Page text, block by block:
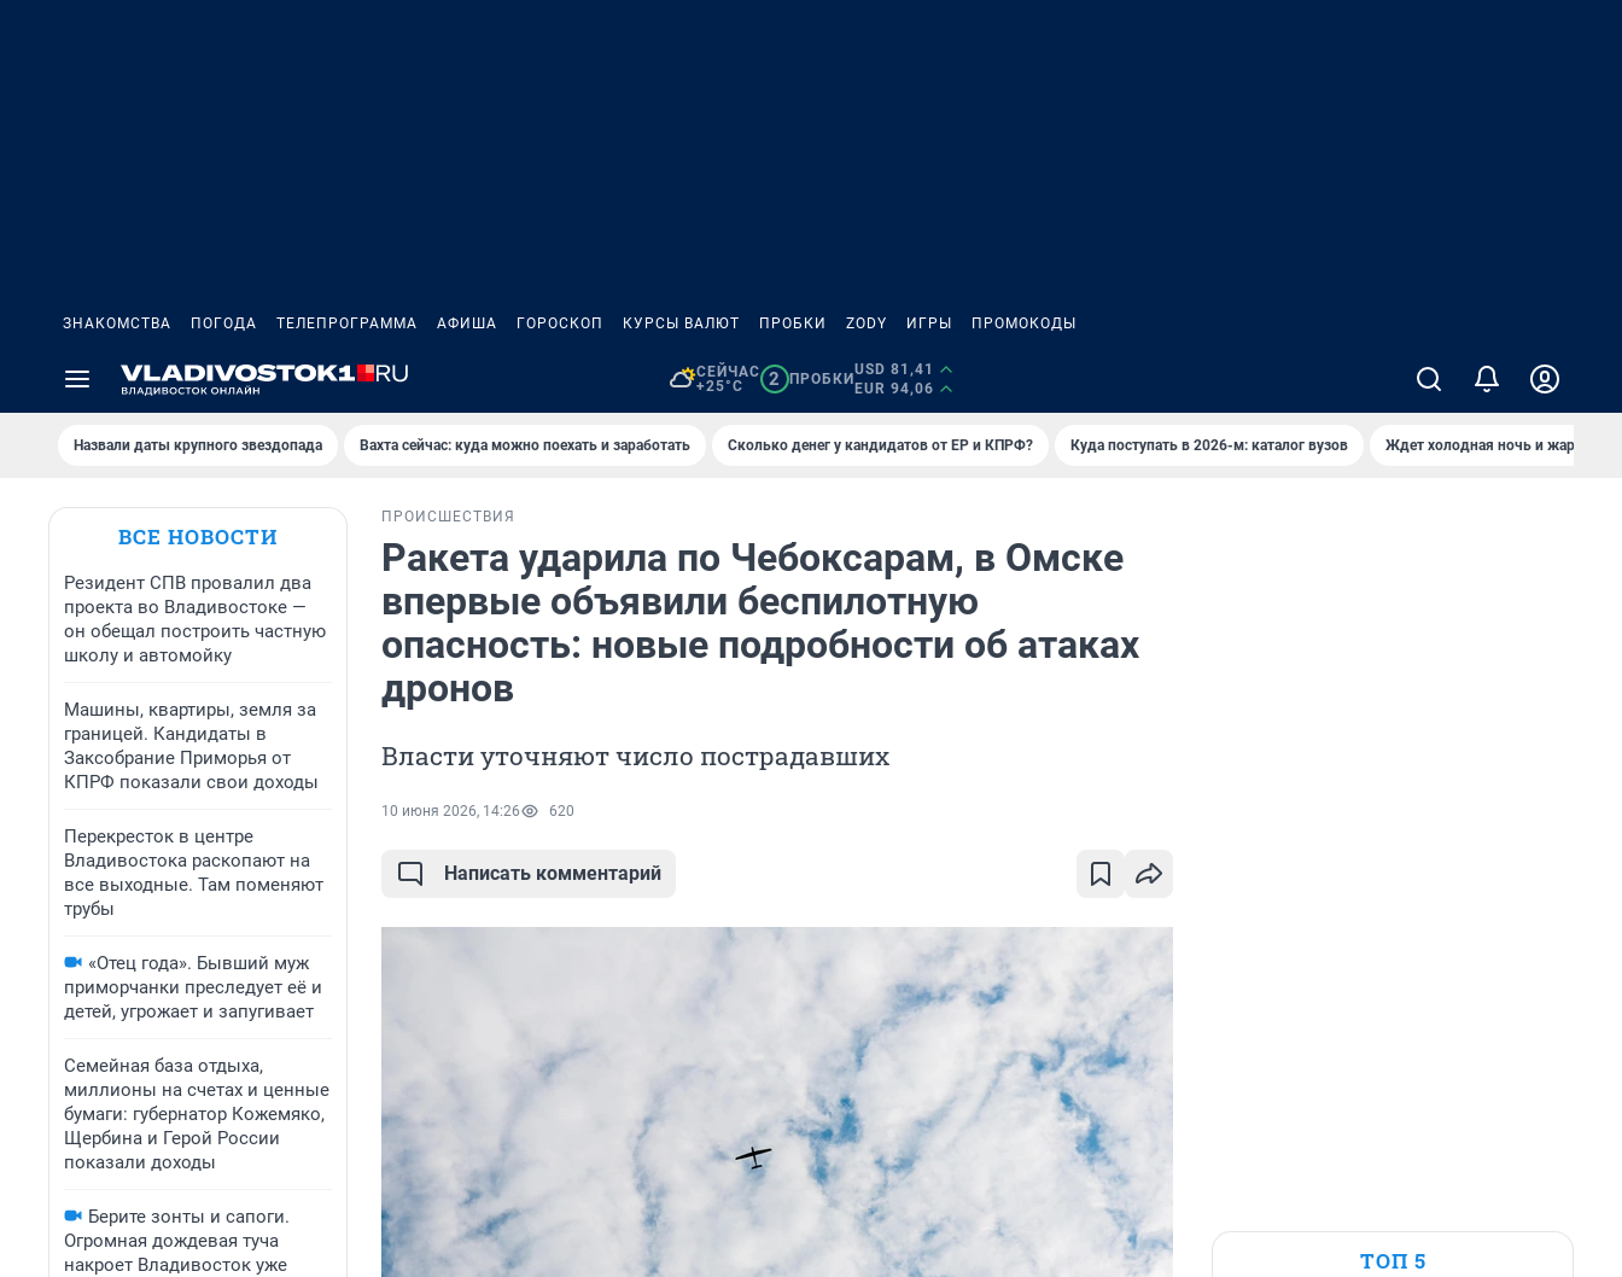
ЗНАКОМСТВА ПОГОДА ТЕЛЕПРОГРАММА АФИША ГОРОСКОП КУРСЫ ВАЛЮТ ПРОБКИ ZODY ИГРЫ ПРОМОКОДЫ
СЕЙЧАС
+25°C
2 ПРОБКИ
USD 81,41
EUR 94,06
Назвали даты крупного звездопада Вахта сейчас: куда можно поехать и заработать Сколько денег у кандидатов от ЕР и КПРФ? Куда поступать в 2026-м: каталог вузов Ждет холодная ночь и жаркий
ВСЕ НОВОСТИ
Резидент СПВ провалил два
проекта во Владивостоке —
он обещал построить частную
школу и автомойку
Машины, квартиры, земля за
границей. Кандидаты в
Заксобрание Приморья от
КПРФ показали свои доходы
Перекресток в центре
Владивостока раскопают на
все выходные. Там поменяют
трубы
«Отец года». Бывший муж
приморчанки преследует её и
детей, угрожает и запугивает
Семейная база отдыха,
миллионы на счетах и ценные
бумаги: губернатор Кожемяко,
Щербина и Герой России
показали доходы
Берите зонты и сапоги.
Огромная дождевая туча
накроет Владивосток уже
ПРОИСШЕСТВИЯ
Ракета ударила по Чебоксарам, в Омске
впервые объявили беспилотную
опасность: новые подробности об атаках
дронов
Власти уточняют число пострадавших
10 июня 2026, 14:26 620
Написать комментарий
ТОП 5